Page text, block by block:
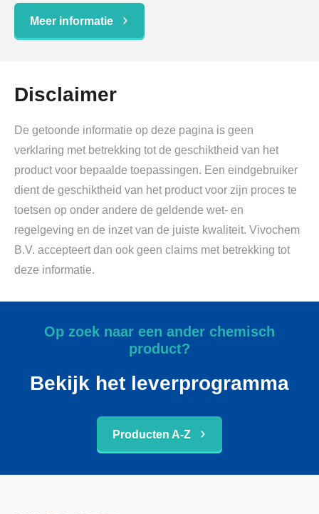
Meer informatie
Disclaimer
De getoonde informatie op deze pagina is geen
verklaring met betrekking tot de geschiktheid van het
product voor bepaalde toepassingen. Een eindgebruiker
dient de geschiktheid van het product voor zijn proces te
toetsen op onder andere de geldende wet- en
regelgeving en de inzet van de juiste kwaliteit. Vivochem
B.V. accepteert dan ook geen claims met betrekking tot
deze informatie.
Op zoek naar een ander chemisch
product?
Bekijk het leverprogramma
Producten A-Z